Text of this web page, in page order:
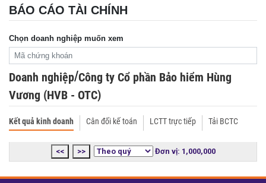
BÁO CÁO TÀI CHÍNH
Chọn doanh nghiệp muốn xem
Doanh nghiệp/Công ty Cổ phần Bảo hiểm Hùng
Vương (HVB - OTC)
Kết quả kinh doanh Cân đối kế toán LCTT trực tiếp Tải BCTC
<< >> Đơn vị: 1,000,000